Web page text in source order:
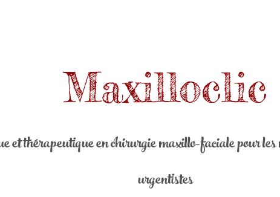
Maxilloclic
et thérapeutique en chirurgie maxillo-faciale pour les
urgentistes